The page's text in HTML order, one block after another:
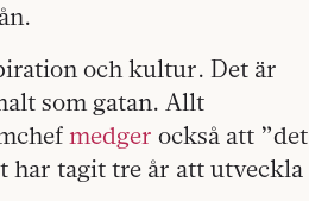
och kultur. Det är
som gatan. Allt
medger också att ”det
har tagit tre år att utveckla